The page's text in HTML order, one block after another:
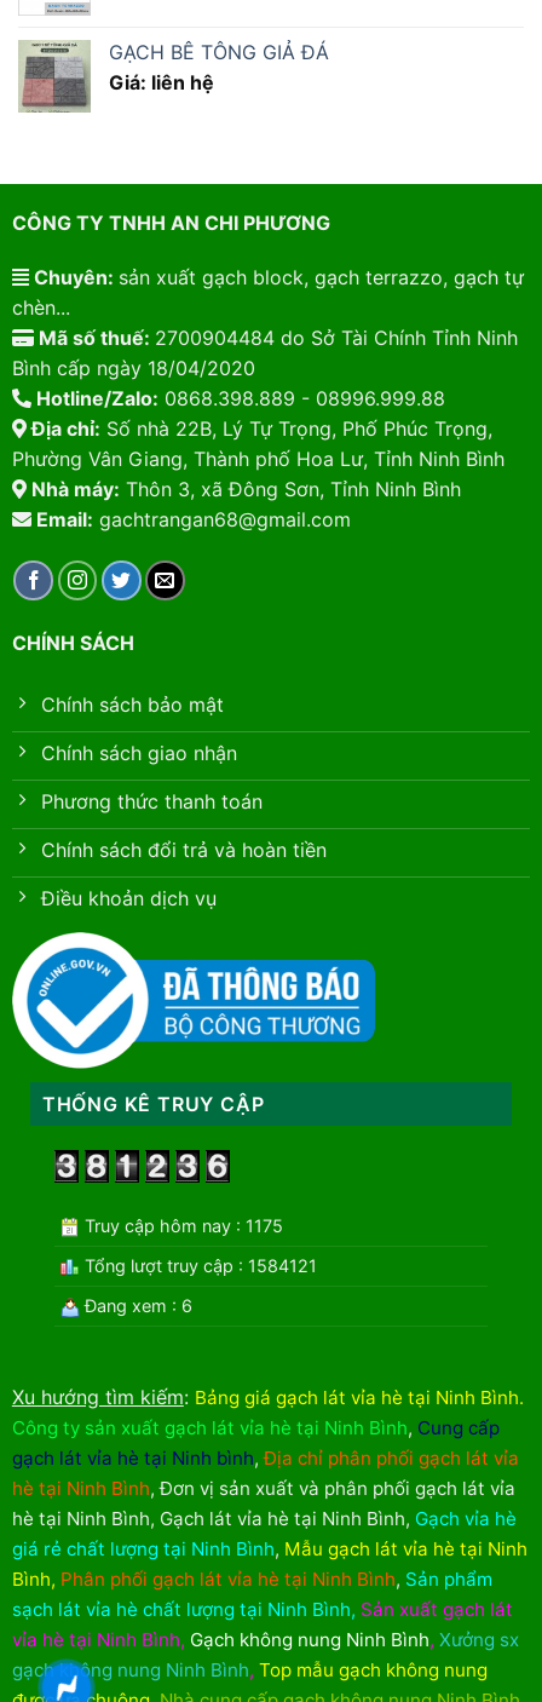
GẠCH BÊ TÔNG GIẢ ĐÁ
Giá: liên hệ
CÔNG TY TNHH AN CHI PHƯƠNG
Chuyên: sản xuất gạch block, gạch terrazzo, gạch tự
chèn...
Mã số thuế: 2700904484 do Sở Tài Chính Tỉnh Ninh
Bình cấp ngày 18/04/2020
Hotline/Zalo: 0868.398.889 - 08996.999.88
Địa chỉ: Số nhà 22B, Lý Tự Trọng, Phố Phúc Trọng,
Phường Vân Giang, Thành phố Hoa Lư, Tỉnh Ninh Bình
Nhà máy: Thôn 3, xã Đông Sơn, Tỉnh Ninh Bình
Email: gachtrangan68@gmail.com
CHÍNH SÁCH
Chính sách bảo mật
Chính sách giao nhận
Phương thức thanh toán
Chính sách đổi trả và hoàn tiền
Điều khoản dịch vụ
THỐNG KÊ TRUY CẬP
Truy cập hôm nay : 1175
Tổng lượt truy cập : 1584121
Đang xem : 6
Xu hướng tìm kiếm: Bảng giá gạch lát vỉa hè tại Ninh Bình.
Công ty sản xuất gạch lát vỉa hè tại Ninh Bình, Cung cấp
gạch lát vỉa hè tại Ninh bình,Địa chỉ phân phối gạch lát vỉa
hè tại Ninh Bình,Đơn vị sản xuất và phân phối gạch lát vỉa
hè tại Ninh Bình, Gạch lát vỉa hè tại Ninh Bình, Gạch vỉa hè
giá rẻ chất lượng tại Ninh Bình, Mẫu gạch lát vỉa hè tại Ninh
Bình, Phân phối gạch lát vỉa hè tại Ninh Bình, Sản phẩm
sạch lát vỉa hè chất lượng tại Ninh Bình, Sản xuất gạch lát
vỉa hè tại Ninh Bình, Gạch không nung Ninh Bình, Xưởng sx
gạch không nung Ninh Bình, Top mẫu gạch không nung